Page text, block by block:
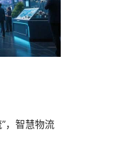
，智慧物流